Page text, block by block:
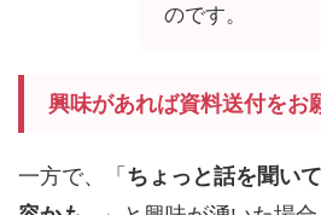
のです。
興味があれば資料送付をお
一方で、「 ちょっと話を聞い